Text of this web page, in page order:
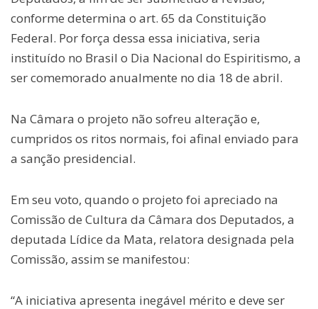
conforme determina o art. 65 da Constituição
Federal. Por força dessa essa iniciativa, seria
instituído no Brasil o Dia Nacional do Espiritismo, a
ser comemorado anualmente no dia 18 de abril.
Na Câmara o projeto não sofreu alteração e,
cumpridos os ritos normais, foi afinal enviado para
a sanção presidencial.
Em seu voto, quando o projeto foi apreciado na
Comissão de Cultura da Câmara dos Deputados, a
deputada Lídice da Mata, relatora designada pela
Comissão, assim se manifestou:
“A iniciativa apresenta inegável mérito e deve ser